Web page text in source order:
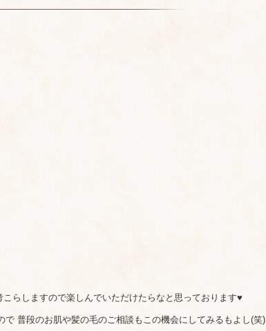
らしますので楽しんでいただけたらなと思っております♥
普段のお肌や髪の毛のご相談もこの機会にしてみるもよし(笑)